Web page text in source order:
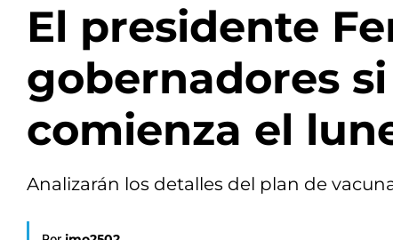
El presidente
gobernadores
comienza el
Analizarán los detalles del plan de